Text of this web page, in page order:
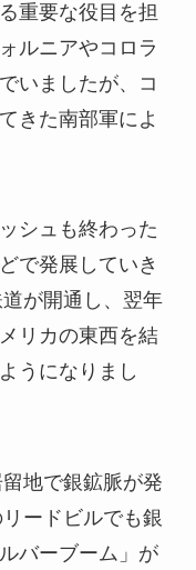
重要な役目を担
ルニアやコロラ
いましたが、コ
きた南部軍によ
シュも終わった
で発展していき
が開通し、翌年
リカの東西を結
うになりまし
地で銀鉱脈が発
ードビルでも銀
バーブーム」が